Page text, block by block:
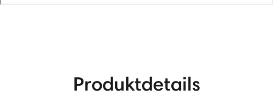
Produktdetails